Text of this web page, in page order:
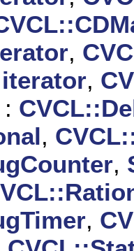
,
,
,
,
,